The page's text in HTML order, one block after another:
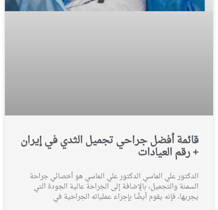
قائمة أفضل جراحي تجميل الثدي في إيران
+ رقم العيادات
الدكتور علي الماسي الدكتور علي الماسي هو أخصائي جراحة
السمنة والتجميل، بالإضافة إلى الجراحة عالية الجودة التي
يجريها، فإنه يقوم أيضًا بإجراء عملياته الجراحية في